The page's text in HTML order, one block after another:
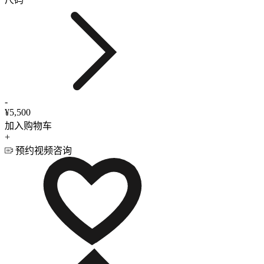
-
¥5,500
加入购物车
+
预约视频咨询